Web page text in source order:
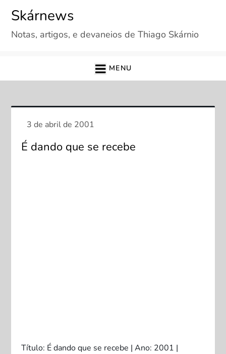
content
Skárnews
Notas, artigos, e devaneios de Thiago Skárnio
MENU
É dando que se recebe
Título: É dando que se recebe | Ano: 2001 |